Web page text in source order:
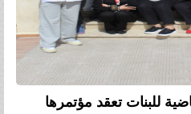
للبنات تعقد مؤتمرها